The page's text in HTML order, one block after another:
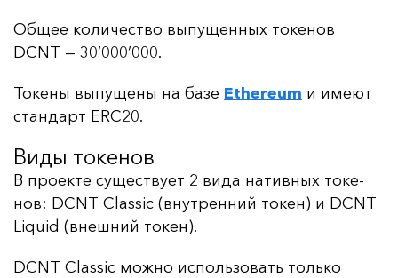
Об­щее ко­ли­чес­тво вы­пу­щен­ных то­ке­нов
DCNT — 30’000’000.
То­ке­ны вы­пу­ще­ны на ба­зе Ethereum и име­ют
стан­дарт ERC20.
Виды токенов
В про­ек­те су­щес­тву­ет 2 ви­да на­тив­ных то­ке­
нов: DCNT Classic (внут­рен­ний то­кен) и DCNT
Liquid (внеш­ний то­кен).
DCNT Classic мож­но ис­поль­зо­вать толь­ко